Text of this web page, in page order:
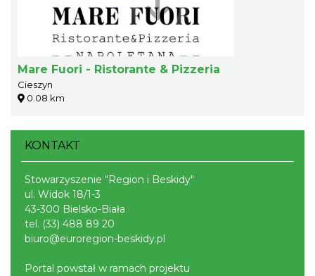
Mare Fuori - Ristorante & Pizzeria
Cieszyn
0.08 km
KONTAKT
Stowarzyszenie "Region i Beskidy"
ul. Widok 18/1-3
43-300 Bielsko-Biała
tel. (33) 488 89 20
biuro@euroregion-beskidy.pl
Portal powstał w ramach projektu